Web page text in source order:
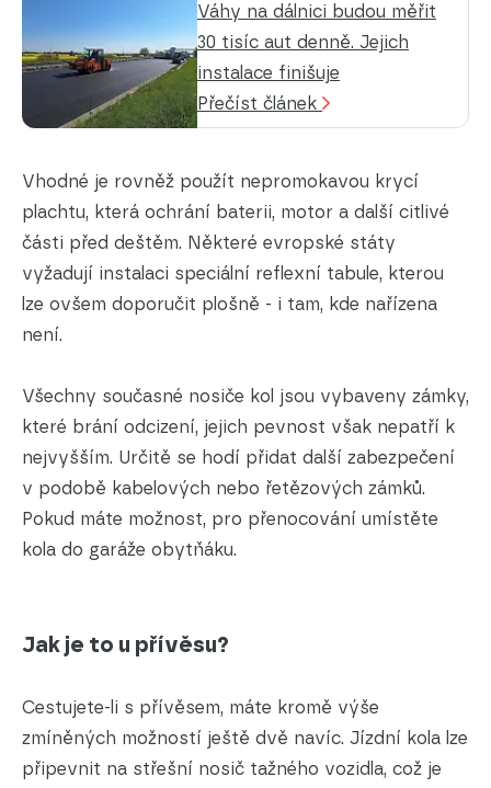
Váhy na dálnici budou měřit
30 tisíc aut denně. Jejich
instalace finišuje
Přečíst článek
Vhodné je rovněž použít nepromokavou krycí
plachtu, která ochrání baterii, motor a další citlivé
části před deštěm. Některé evropské státy
vyžadují instalaci speciální reflexní tabule, kterou
lze ovšem doporučit plošně - i tam, kde nařízena
není.
Všechny současné nosiče kol jsou vybaveny zámky,
které brání odcizení, jejich pevnost však nepatří k
nejvyšším. Určitě se hodí přidat další zabezpečení
v podobě kabelových nebo řetězových zámků.
Pokud máte možnost, pro přenocování umístěte
kola do garáže obytňáku.
Jak je to u přívěsu?
Cestujete-li s přívěsem, máte kromě výše
zmíněných možností ještě dvě navíc. Jízdní kola lze
připevnit na střešní nosič tažného vozidla, což je